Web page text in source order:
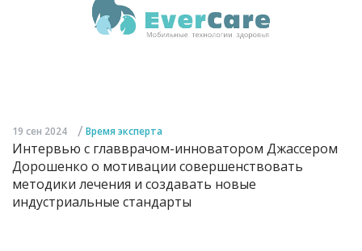
19 сен 2024 / Время эксперта
Интервью с главврачом-инноватором Джассером
Дорошенко о мотивации совершенствовать
методики лечения и создавать новые
индустриальные стандарты